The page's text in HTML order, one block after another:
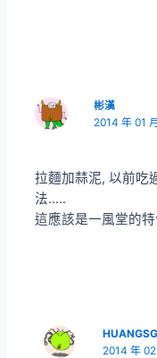
彬漢
2014 年 01
拉麵加蒜泥, 以前吃
法…..
這應該是一風堂的
HUANGSG
2014 年